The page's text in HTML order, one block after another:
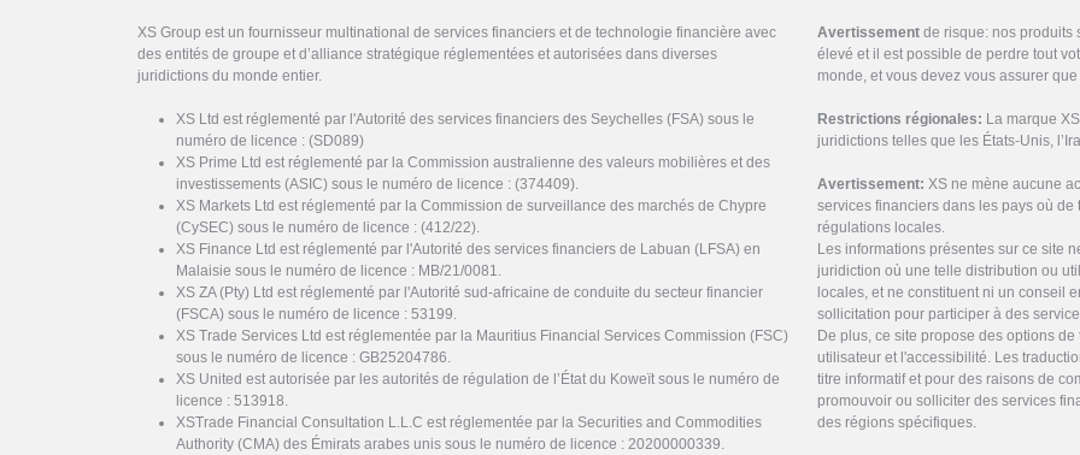
XS Group est un fournisseur multinational de services financiers et de technologie financière avec
des entités de groupe et d’alliance stratégique réglementées et autorisées dans diverses
juridictions du monde entier.
XS Ltd est réglementé par l'Autorité des services financiers des Seychelles (FSA) sous le
numéro de licence : (SD089)
XS Prime Ltd est réglementé par la Commission australienne des valeurs mobilières et des
investissements (ASIC) sous le numéro de licence : (374409).
XS Markets Ltd est réglementé par la Commission de surveillance des marchés de Chypre
(CySEC) sous le numéro de licence : (412/22).
XS Finance Ltd est réglementé par l'Autorité des services financiers de Labuan (LFSA) en
Malaisie sous le numéro de licence : MB/21/0081.
XS ZA (Pty) Ltd est réglementé par l'Autorité sud-africaine de conduite du secteur financier
(FSCA) sous le numéro de licence : 53199.
XS Trade Services Ltd est réglementée par la Mauritius Financial Services Commission (FSC)
sous le numéro de licence : GB25204786.
XS United est autorisée par les autorités de régulation de l’État du Koweït sous le numéro de
licence : 513918.
XSTrade Financial Consultation L.L.C est réglementée par la Securities and Commodities
Authority (CMA) des Émirats arabes unis sous le numéro de licence : 20200000339.
Avertissement de risque: nos produits
élevé et il est possible de perdre tout
monde, et vous devez vous assurer
Restrictions régionales: La marque
juridictions telles que les États-Unis,
Avertissement: XS ne mène aucune
services financiers dans les pays où
régulations locales.
Les informations présentes sur ce site
juridiction où une telle distribution ou
locales, et ne constituent ni un conseil
sollicitation pour participer à des
De plus, ce site propose des options
utilisateur et l'accessibilité. Les
titre informatif et pour des raisons de
promouvoir ou solliciter des services
des régions spécifiques.